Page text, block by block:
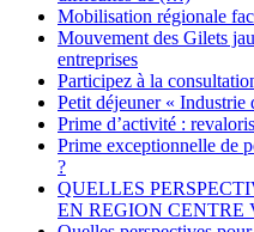
Mobilisation régionale
Mouvement des Gilets
entreprises
Participez à la
Petit déjeuner «
Prime d’activité :
Prime exceptionnelle de
?
QUELLES
EN REGION CENTRE